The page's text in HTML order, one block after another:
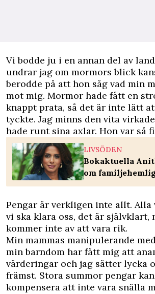
Vi bodde ju i en annan del av
undrar jag om mormors blick
berodde på att hon såg vad min
mot mig. Mormor hade fått en
knappt prata, så det är inte lätt
tyckte. Jag minns den vita
hade runt sina axlar. Hon var så
LIVSÖDEN
Bokaktuella
om
Pengar är verkligen inte allt.
vi ska klara oss, det är självklart,
kommer inte av att vara rik.
Min mammas manipulerande
min barndom har fått mig att
värderingar och jag sätter lycka
främst. Stora summor pengar
kompensera att inte vara snälla